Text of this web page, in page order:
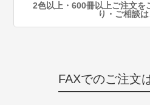
2色以上・600冊以上ご注文を
り・ご相談
FAXでのご注文